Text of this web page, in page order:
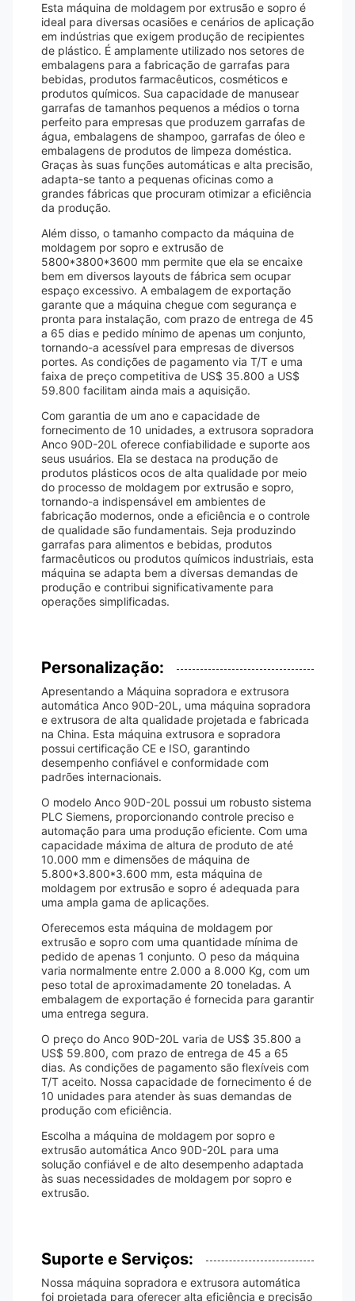
Esta máquina de moldagem por extrusão e sopro é
ideal para diversas ocasiões e cenários de aplicação
em indústrias que exigem produção de recipientes
de plástico. É amplamente utilizado nos setores de
embalagens para a fabricação de garrafas para
bebidas, produtos farmacêuticos, cosméticos e
produtos químicos. Sua capacidade de manusear
garrafas de tamanhos pequenos a médios o torna
perfeito para empresas que produzem garrafas de
água, embalagens de shampoo, garrafas de óleo e
embalagens de produtos de limpeza doméstica.
Graças às suas funções automáticas e alta precisão,
adapta-se tanto a pequenas oficinas como a
grandes fábricas que procuram otimizar a eficiência
da produção.
Além disso, o tamanho compacto da máquina de
moldagem por sopro e extrusão de
5800*3800*3600 mm permite que ela se encaixe
bem em diversos layouts de fábrica sem ocupar
espaço excessivo. A embalagem de exportação
garante que a máquina chegue com segurança e
pronta para instalação, com prazo de entrega de 45
a 65 dias e pedido mínimo de apenas um conjunto,
tornando-a acessível para empresas de diversos
portes. As condições de pagamento via T/T e uma
faixa de preço competitiva de US$ 35.800 a US$
59.800 facilitam ainda mais a aquisição.
Com garantia de um ano e capacidade de
fornecimento de 10 unidades, a extrusora sopradora
Anco 90D-20L oferece confiabilidade e suporte aos
seus usuários. Ela se destaca na produção de
produtos plásticos ocos de alta qualidade por meio
do processo de moldagem por extrusão e sopro,
tornando-a indispensável em ambientes de
fabricação modernos, onde a eficiência e o controle
de qualidade são fundamentais. Seja produzindo
garrafas para alimentos e bebidas, produtos
farmacêuticos ou produtos químicos industriais, esta
máquina se adapta bem a diversas demandas de
produção e contribui significativamente para
operações simplificadas.
Personalização:
Apresentando a Máquina sopradora e extrusora
automática Anco 90D-20L, uma máquina sopradora
e extrusora de alta qualidade projetada e fabricada
na China. Esta máquina extrusora e sopradora
possui certificação CE e ISO, garantindo
desempenho confiável e conformidade com
padrões internacionais.
O modelo Anco 90D-20L possui um robusto sistema
PLC Siemens, proporcionando controle preciso e
automação para uma produção eficiente. Com uma
capacidade máxima de altura de produto de até
10.000 mm e dimensões de máquina de
5.800*3.800*3.600 mm, esta máquina de
moldagem por extrusão e sopro é adequada para
uma ampla gama de aplicações.
Oferecemos esta máquina de moldagem por
extrusão e sopro com uma quantidade mínima de
pedido de apenas 1 conjunto. O peso da máquina
varia normalmente entre 2.000 a 8.000 Kg, com um
peso total de aproximadamente 20 toneladas. A
embalagem de exportação é fornecida para garantir
uma entrega segura.
O preço do Anco 90D-20L varia de US$ 35.800 a
US$ 59.800, com prazo de entrega de 45 a 65
dias. As condições de pagamento são flexíveis com
T/T aceito. Nossa capacidade de fornecimento é de
10 unidades para atender às suas demandas de
produção com eficiência.
Escolha a máquina de moldagem por sopro e
extrusão automática Anco 90D-20L para uma
solução confiável e de alto desempenho adaptada
às suas necessidades de moldagem por sopro e
extrusão.
Suporte e Serviços:
Nossa máquina sopradora e extrusora automática
foi projetada para oferecer alta eficiência e precisão